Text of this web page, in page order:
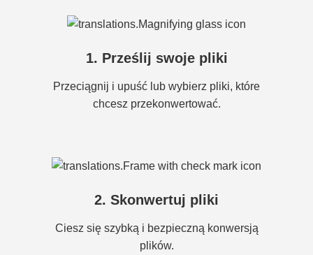
1. Prześlij swoje pliki
Przeciągnij i upuść lub wybierz pliki, które
chcesz przekonwertować.
2. Skonwertuj pliki
Ciesz się szybką i bezpieczną konwersją
plików.